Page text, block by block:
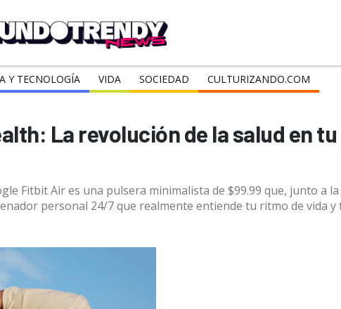
Y TECNOLOGÍA VIDA SOCIEDAD CULTURIZANDO.COM
La revolución de la salud en tu
Fitbit Air es una pulsera minimalista de $99.99 que, junto a
personal 24/7 que realmente entiende tu ritmo de vida y